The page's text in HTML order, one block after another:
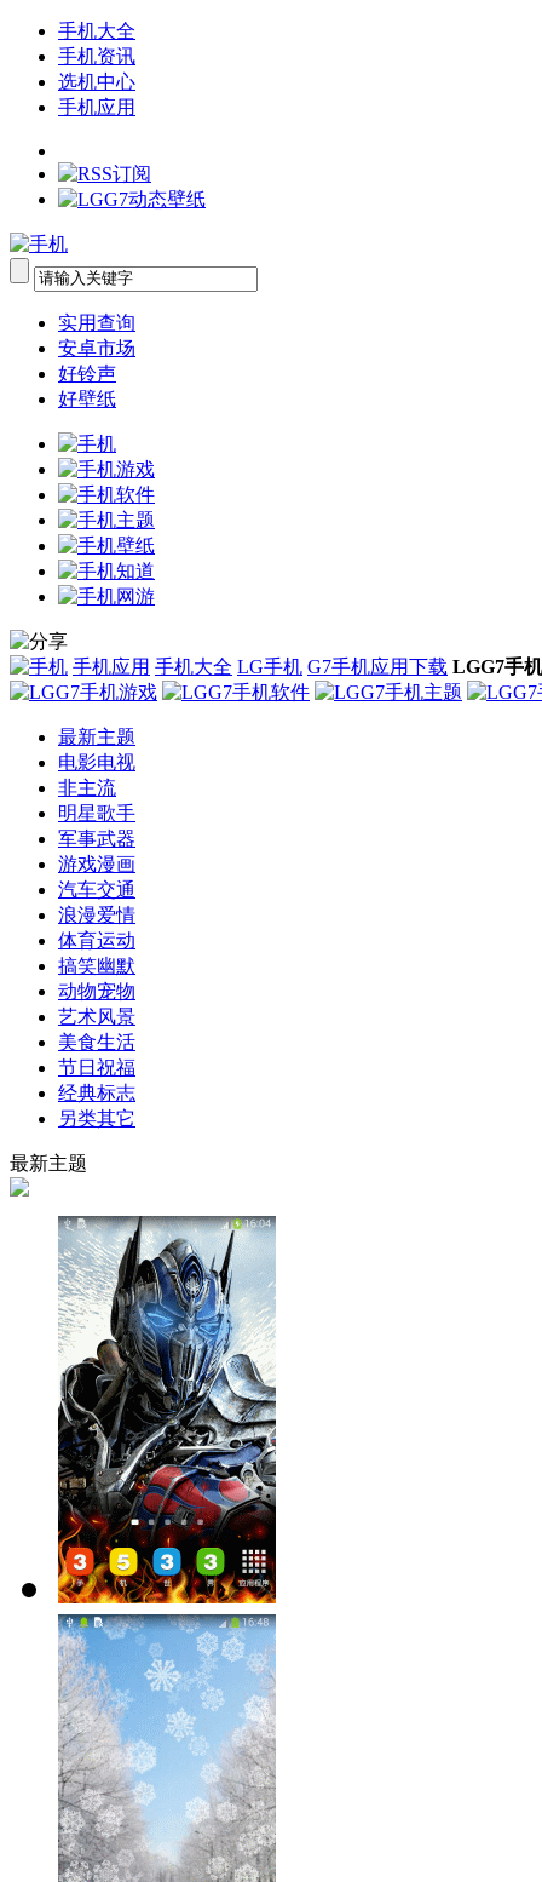
手机大全
手机资讯
选机中心
手机应用
实用查询
安卓市场
好铃声
好壁纸
手机应用 手机大全 LG手机 G7手机应用下载 LGG7手
最新主题
电影电视
非主流
明星歌手
军事武器
游戏漫画
汽车交通
浪漫爱情
体育运动
搞笑幽默
动物宠物
艺术风景
美食生活
节日祝福
经典标志
另类其它
最新主题